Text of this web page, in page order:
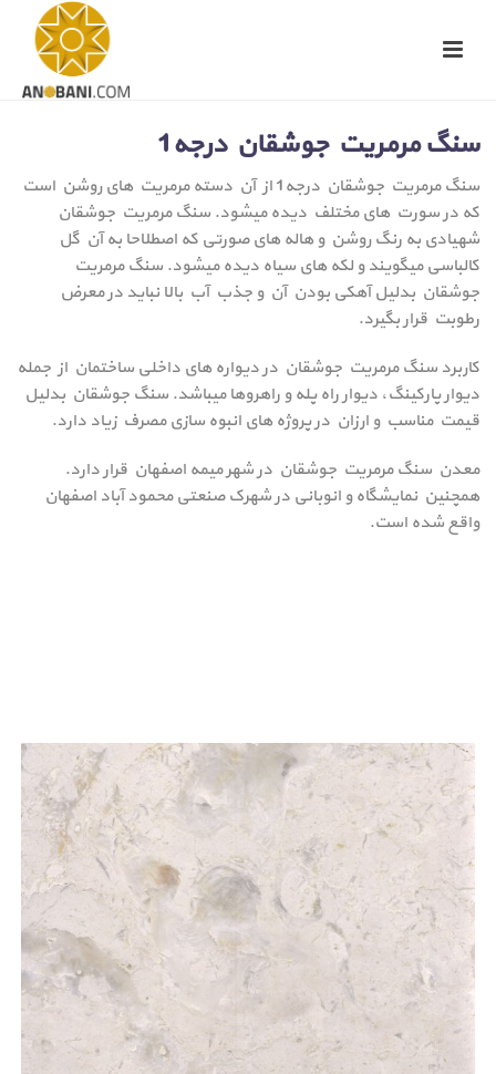
سنگ مرمریت جوشقان درجه1
سنگ مرمریت جوشقان درجه1 از آن دسته مرمریت های روشن است
که در سورت های مختلف دیده میشود. سنگ مرمریت جوشقان
شهیادی به رنگ روشن و هاله های صورتی که اصطلاحا به آن گل
کالباسی میگویند و لکه های سیاه دیده میشود. سنگ مرمریت
جوشقان بدلیل آهکی بودن آن و جذب آب بالا نباید در معرض
رطوبت قرار بگیرد.
کاربرد سنگ مرمریت جوشقان در دیواره های داخلی ساختمان از جمله
دیوار پارکینگ، دیوار راه پله و راهروها میباشد. سنگ جوشقان بدلیل
قیمت مناسب و ارزان در پروژه های انبوه سازی مصرف زیاد دارد.
معدن سنگ مرمریت جوشقان در شهر میمه اصفهان قرار دارد.
همچنین نمایشگاه و انوبانی در شهرک صنعتی محمود آباد اصفهان
واقع شده است.